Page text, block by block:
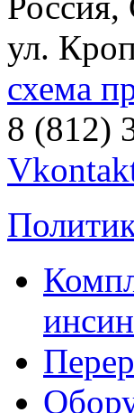
ул.
схема
8 (812)